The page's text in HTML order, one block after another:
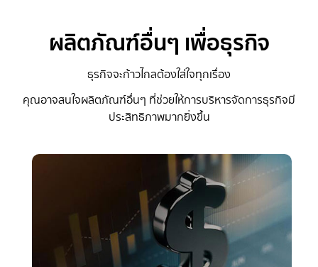
ผลิตภัณฑ์อื่นๆ เพื่อธุรกิจ
ธุรกิจจะก้าวไกลต้องใส่ใจทุกเรื่อง
คุณอาจสนใจผลิตภัณฑ์อื่นๆ ที่ช่วยให้การบริหารจัดการธุรกิจมี
ประสิทธิภาพมากยิ่งขึ้น